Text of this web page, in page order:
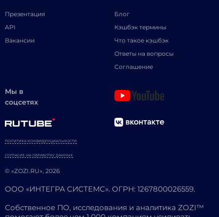
Презентация
API
Вакансии
Блог
Кэшбэк термины
Что такое кэшбэк
Ответы на вопросы
Соглашение
Мы в
соцсетях
© «ZOZI.RU», 2026
ПОЛИТИКА КОНФИДЕНЦИАЛЬНОСТИ
СОГЛАСИЕ НА ОБРАБОТКУ ДАННЫХ
ООО «ИНТЕГРА СИСТЕМС». ОГРН: 1267800026559.
Собственное ПО, исследования и аналитика ZOZI™